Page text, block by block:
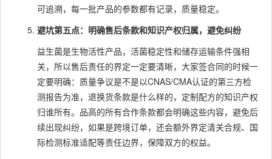
可追溯，每一批产品的参数都有记录，质量稳定。
避坑第五点：明确售后条款和知识产权归属，避免纠纷
益生菌是生物活性产品，活菌稳定性和储存运输条件强相
关，所以售后责任的界定一定要清晰，大家签合同的时候一
定要明确：质量争议是不是以CNAS/CMA认证的第三方检
测报告为准，退换货条款是什么样的，定制配方的知识产权
归谁所有。品高的所有合作条款都会明确这些内容，避免后
续出现纠纷，如果是跨境订单，还会额外界定清关合规、国
际检测标准适配等责任边界，保障双方的权益。